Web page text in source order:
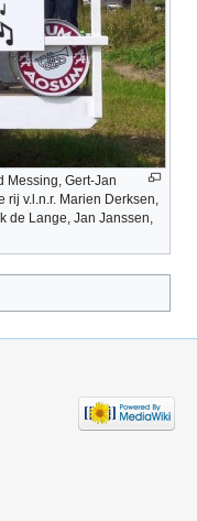
Messing, Gert-Jan
rij v.l.n.r. Marien Derksen,
de Lange, Jan Janssen,